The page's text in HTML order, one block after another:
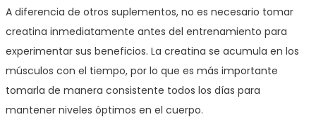
A diferencia de otros suplementos, no es necesario tomar
creatina inmediatamente antes del entrenamiento para
experimentar sus beneficios. La creatina se acumula en los
músculos con el tiempo, por lo que es más importante
tomarla de manera consistente todos los días para
mantener niveles óptimos en el cuerpo.